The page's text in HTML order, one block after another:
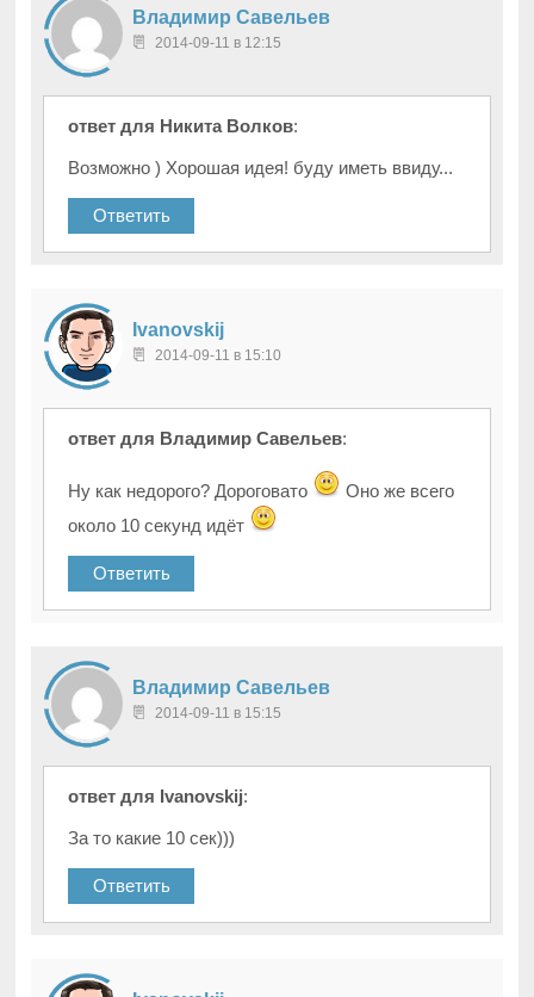
Владимир Савельев
2014-09-11 в 12:15
ответ для Никита Волков:
Возможно ) Хорошая идея! буду иметь ввиду...
Ответить
Ivanovskij
2014-09-11 в 15:10
ответ для Владимир Савельев:
Ну как недорого? Дороговато
Оно же всего
около 10 секунд идёт
Ответить
Владимир Савельев
2014-09-11 в 15:15
ответ для Ivanovskij:
За то какие 10 сек)))
Ответить